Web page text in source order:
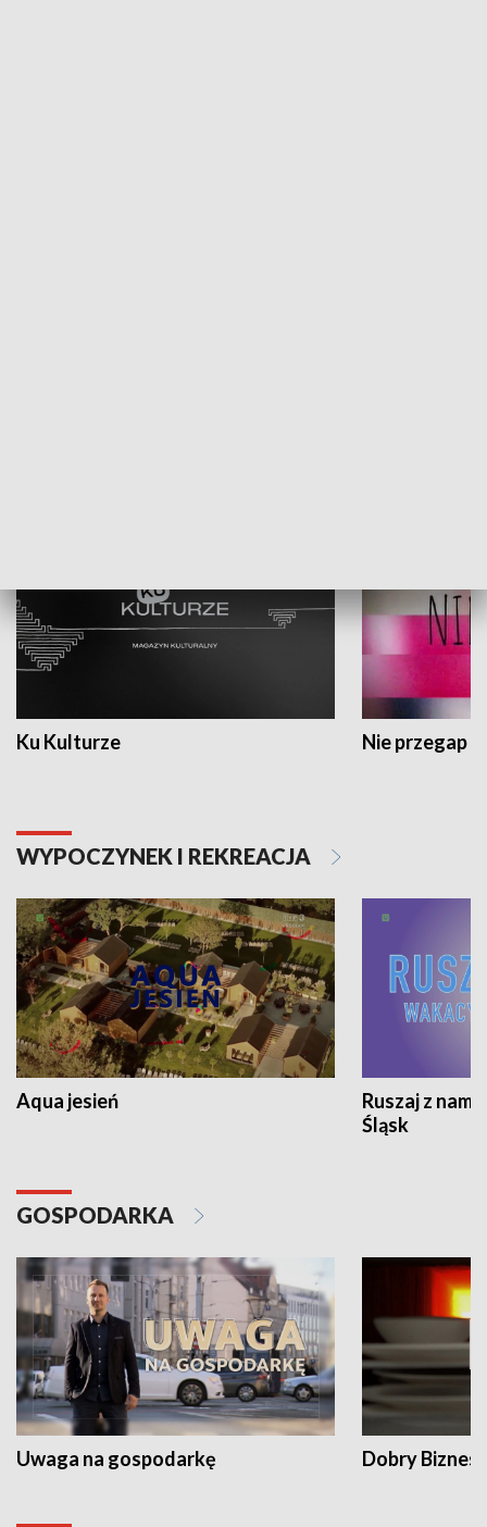
Ku Kulturze Nie przegap
WYPOCZYNEK I REKREACJA
Aqua jesień
Ruszaj z
Śląsk
GOSPODARKA
Uwaga na gospodarkę Dobry Biznes